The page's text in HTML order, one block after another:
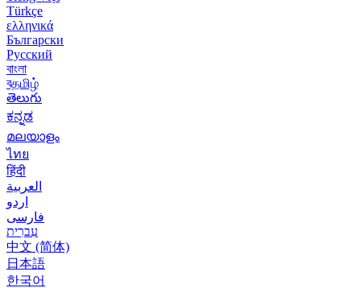
Türkçe
ελληνικά
Български
Русский
বাংলা
বதமிழ்
తెలుగు
ಕನ್ನಡ
മലയാളം
ไทย
हिंदी
العربية
اردو
فارسی
עִברִית
中文 (简体)
日本語
한국어